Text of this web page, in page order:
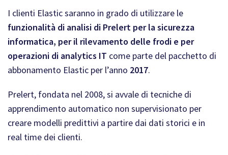
I clienti Elastic saranno in grado di utilizzare le
funzionalità di analisi di Prelert per la sicurezza
informatica, per il rilevamento delle frodi e per
operazioni di analytics IT come parte del pacchetto di
abbonamento Elastic per l’anno 2017.
Prelert, fondata nel 2008, si avvale di tecniche di
apprendimento automatico non supervisionato per
creare modelli predittivi a partire dai dati storici e in
real time dei clienti.